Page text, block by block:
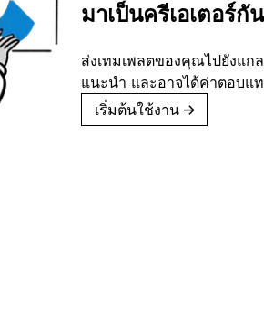
มาเป็นครีเอเตอร์กัน
ส่งเทมเพลตของคุณไปยังแก
แนะนำ และอาจได้ค่าตอบแ
เริ่มต้นใช้งาน →